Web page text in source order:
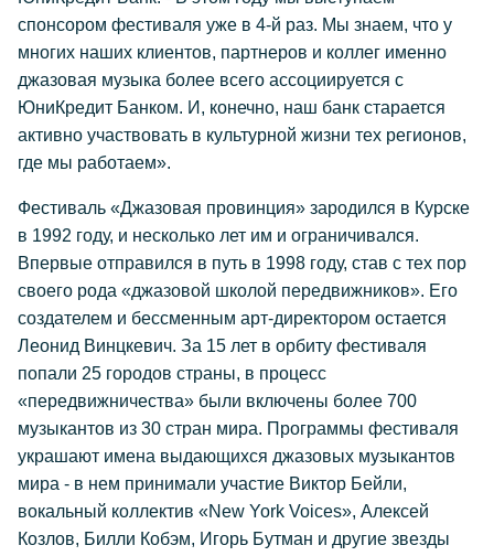
спонсором фестиваля уже в 4-й раз. Мы знаем, что у
многих наших клиентов, партнеров и коллег именно
джазовая музыка более всего ассоциируется с
ЮниКредит Банком. И, конечно, наш банк старается
активно участвовать в культурной жизни тех регионов,
где мы работаем».
Фестиваль «Джазовая провинция» зародился в Курске
в 1992 году, и несколько лет им и ограничивался.
Впервые отправился в путь в 1998 году, став с тех пор
своего рода «джазовой школой передвижников». Его
создателем и бессменным арт-директором остается
Леонид Винцкевич. За 15 лет в орбиту фестиваля
попали 25 городов страны, в процесс
«передвижничества» были включены более 700
музыкантов из 30 стран мира. Программы фестиваля
украшают имена выдающихся джазовых музыкантов
мира - в нем принимали участие Виктор Бейли,
вокальный коллектив «New York Voices», Алексей
Козлов, Билли Кобэм, Игорь Бутман и другие звезды